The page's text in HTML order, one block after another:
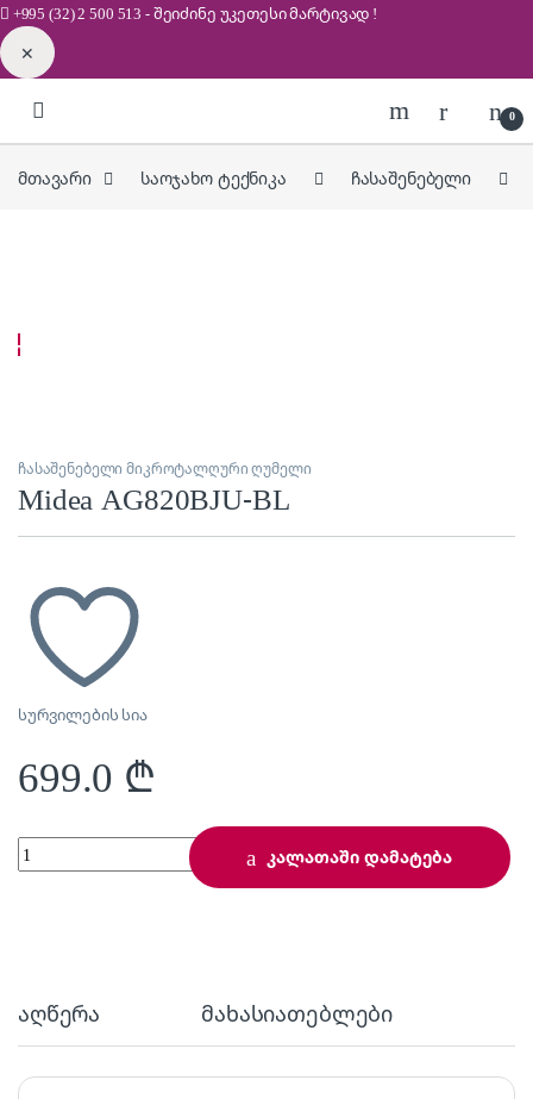
+995 (32) 2 500 513 - შეიძინე უკეთესიმარტივად !
✕
0
მთავარი საოჯახო ტექნიკა ჩასაშენებელი
ჩასაშენებელი მიკროტალღური ღუმელი
Midea AG820BJU-BL
სურვილების სია
699.0 ₾
Midea AG820BJU-BL quantity კალათაში დამატება
აღწერა მახასიათებლები